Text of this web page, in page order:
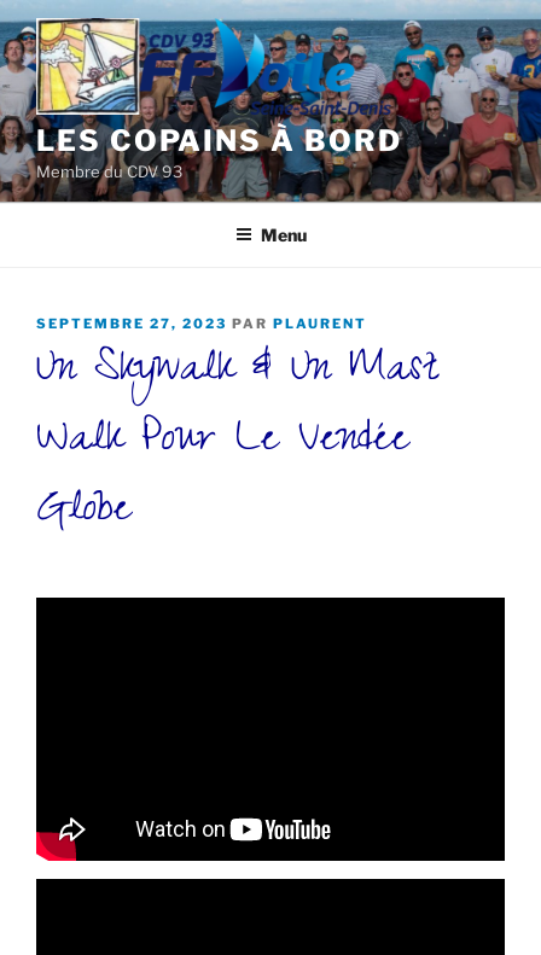
Aller
au
contenu
principal
LES COPAINS À BORD
Membre du CDV 93
Menu
PUBLIÉ
SEPTEMBRE 27, 2023 PAR PLAURENT
Un Skywalk & Un Mast
Walk Pour Le Vendée
Globe